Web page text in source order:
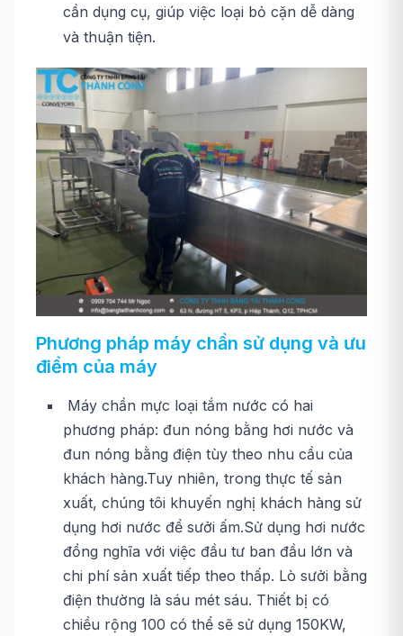
cần dụng cụ, giúp việc loại bỏ cặn dễ dàng
và thuận tiện.
Phương pháp máy chần sử dụng và ưu
điểm của máy
Máy chần mực loại tắm nước có hai
phương pháp: đun nóng bằng hơi nước và
đun nóng bằng điện tùy theo nhu cầu của
khách hàng.Tuy nhiên, trong thực tế sản
xuất, chúng tôi khuyến nghị khách hàng sử
dụng hơi nước để sưởi ấm.Sử dụng hơi nước
đồng nghĩa với việc đầu tư ban đầu lớn và
chi phí sản xuất tiếp theo thấp. Lò sưởi bằng
điện thường là sáu mét sáu. Thiết bị có
chiều rộng 100 có thể sẽ sử dụng 150KW,